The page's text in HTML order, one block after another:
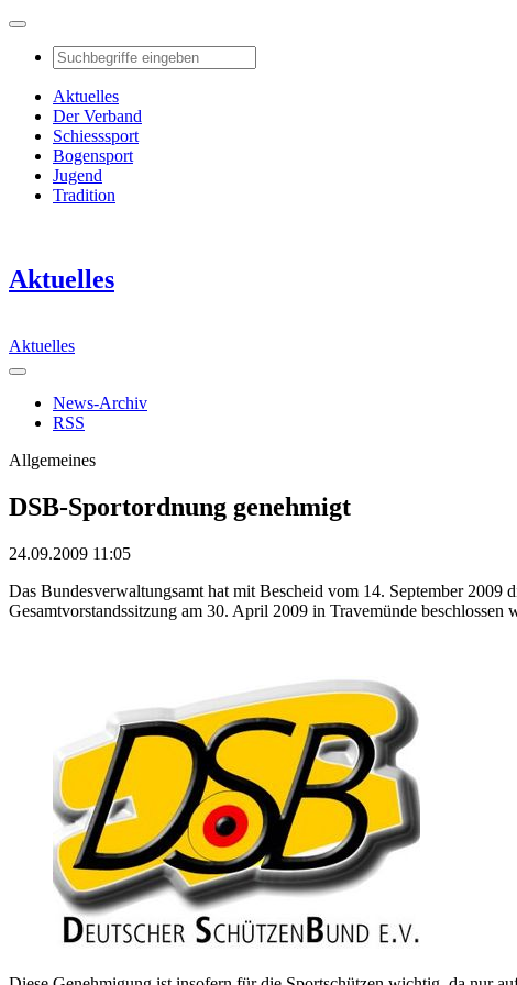
Aktuelles
Der Verband
Schiesssport
Bogensport
Jugend
Tradition
Aktuelles
Aktuelles
News-Archiv
RSS
Allgemeines
DSB-Sportordnung genehmigt
24.09.2009 11:05
Das Bundesverwaltungsamt hat mit Bescheid vom 14. September 2009
Gesamtvorstandssitzung am 30. April 2009 in Travemünde beschlossen